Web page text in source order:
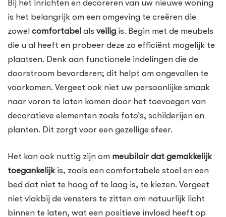
Bij het inrichten en decoreren van uw nieuwe woning
is het belangrijk om een omgeving te creëren die
zowel comfortabel als veilig is. Begin met de meubels
die u al heeft en probeer deze zo efficiënt mogelijk te
plaatsen. Denk aan functionele indelingen die de
doorstroom bevorderen; dit helpt om ongevallen te
voorkomen. Vergeet ook niet uw persoonlijke smaak
naar voren te laten komen door het toevoegen van
decoratieve elementen zoals foto’s, schilderijen en
planten. Dit zorgt voor een gezellige sfeer.
Het kan ook nuttig zijn om meubilair dat gemakkelijk
toegankelijkis, zoals een comfortabele stoel en een
bed dat niet te hoog of te laag is, te kiezen. Vergeet
niet vlakbij de vensters te zitten om natuurlijk licht
binnen te laten, wat een positieve invloed heeft op